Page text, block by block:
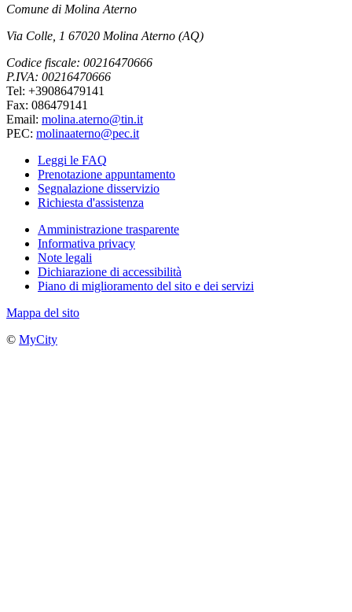
Comune di Molina Aterno
Via Colle, 1 67020 Molina Aterno (AQ)
Codice fiscale: 00216470666
P.IVA: 00216470666
Tel: +39086479141
Fax: 086479141
Email: molina.aterno@tin.it
PEC: molinaaterno@pec.it
Leggi le FAQ
Prenotazione appuntamento
Segnalazione disservizio
Richiesta d'assistenza
Amministrazione trasparente
Informativa privacy
Note legali
Dichiarazione di accessibilità
Piano di miglioramento del sito e dei servizi
Mappa del sito
© MyCity